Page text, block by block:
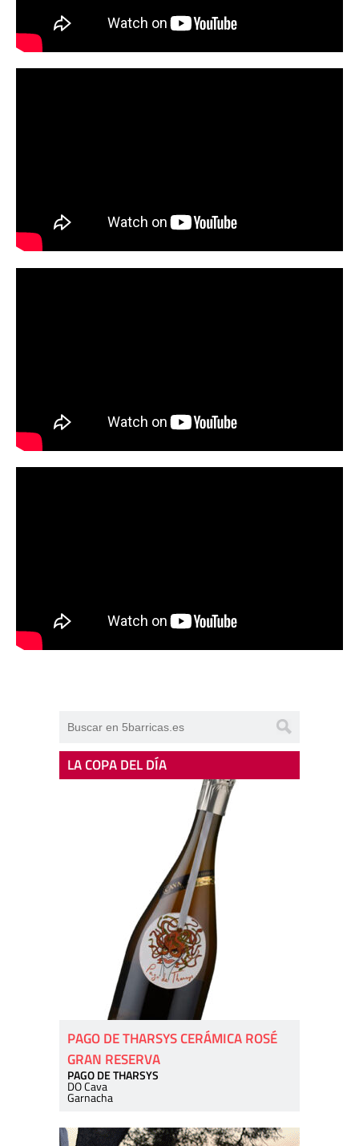
LA COPA DEL DÍA
PAGO DE THARSYS CERÁMICA ROSÉ
GRAN RESERVA
PAGO DE THARSYS
DO Cava
Garnacha